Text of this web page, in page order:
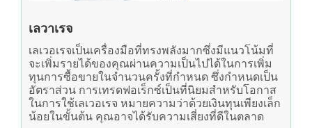
เลวาเรจ
เลเวอเรจเป็นเครื่องมือที่ทรงพลังมากซึ่งมีแนวโน้มที่
จะเพิ่มรายได้ของคุณผ่านความเป็นไปได้ในการเพิ่ม
ทุนการซื้อขายในจำนวนครั้งที่กำหนด ซึ่งกำหนดเป็น
อัตราส่วน การเทรดฟอเร็กซ์เป็นที่นิยมสำหรับโอกาส
ในการใช้เลเวอเรจ หมายความว่าด้วยเงินทุนเพียงเล็ก
น้อยในขั้นต้น คุณอาจได้รับความเสี่ยงที่ดีในตลาด